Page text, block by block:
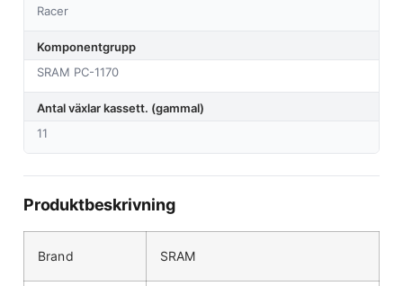
Racer
Komponentgrupp
SRAM PC-1170
Antal växlar kassett. (gammal)
11
Produktbeskrivning
Brand SRAM